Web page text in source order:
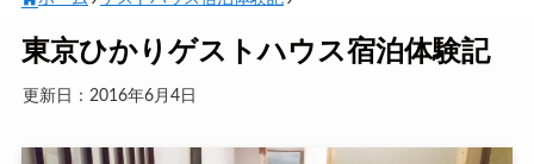
東京ひかりゲストハウス宿泊体験記
更新日：2016年6月4日